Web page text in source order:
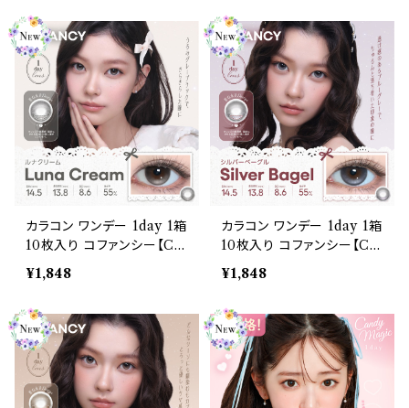
カラコン 水光カラコン 奥目
盛れる水光 自然 透明感 1
日使い捨て 紫外線 UVカッ
ト 高含水
コン 水光カラコン 奥目 盛
れる水光 自然 透明感 1日
使い捨て 紫外線 UVカット
高含水
カラコン ワンデー 1day 1箱
10枚入り コファンシー【CO
LOR：ルナクリーム】 度あり
度なし 14.5mm CoFANC
コン 水光カラコン 奥目 盛
れる水光 自然 透明感 1日
使い捨て 紫外線 UVカット
高含水
¥1,848
カラコン ワンデー 1day 1箱
10枚入り コファンシー【CO
LOR：シルバーベーグル】
度あり 度なし 14.5mm Co
光カラコン 水光カラコン 奥
目 盛れる水光 自然 透明感
1日使い捨て 紫外線 UVカ
ット 高含水
¥1,848